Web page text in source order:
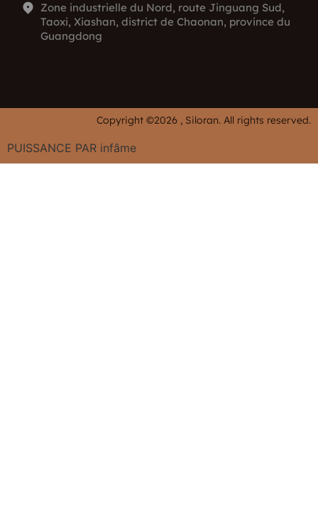
Zone industrielle du Nord, route Jinguang Sud,
Taoxi, Xiashan, district de Chaonan, province du
Guangdong
Copyright ©2026 , Siloran. All rights reserved.
PUISSANCE PAR infâme